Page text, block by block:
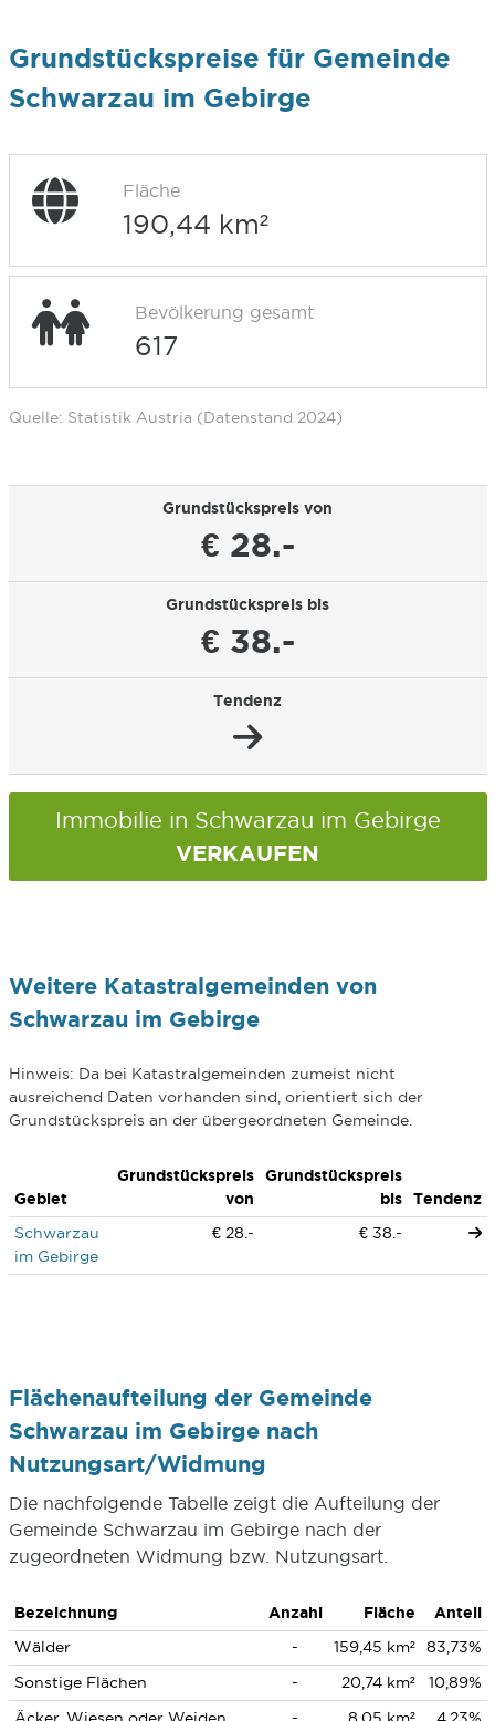
Grundstückspreise für Gemeinde
Schwarzau im Gebirge
Fläche
190,44 km²
Bevölkerung gesamt
617
Quelle: Statistik Austria (Datenstand 2024)
Grundstückspreis von
€ 28.-
Grundstückspreis bis
€ 38.-
Tendenz
Immobilie in Schwarzau im Gebirge
VERKAUFEN
Weitere Katastralgemeinden von
Schwarzau im Gebirge
Hinweis: Da bei Katastralgemeinden zumeist nicht
ausreichend Daten vorhanden sind, orientiert sich der
Grundstückspreis an der übergeordneten Gemeinde.
Gebiet
Grundstückspreis
von
Grundstückspreis
bis
Tendenz
Schwarzau
im Gebirge
€ 28.- € 38.-
Flächenaufteilung der Gemeinde
Schwarzau im Gebirge nach
Nutzungsart/Widmung
Die nachfolgende Tabelle zeigt die Aufteilung der
Gemeinde Schwarzau im Gebirge nach der
zugeordneten Widmung bzw. Nutzungsart.
Bezeichnung Anzahl Fläche
Anteil
Wälder
- 159,45 km²
83,73%
Sonstige Flächen
- 20,74 km²
10,89%